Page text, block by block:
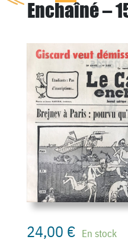
Enchaîné –
24,00 € En stock